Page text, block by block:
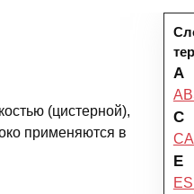
(цистерной),
применяются в
A
C
E